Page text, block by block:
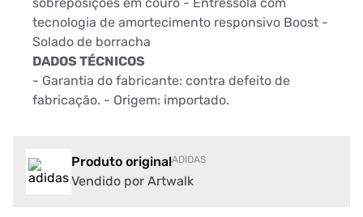
tecnologia de amortecimento responsivo Boost -
Solado de borracha
DADOS TÉCNICOS
- Garantia do fabricante: contra defeito de
fabricação. - Origem: importado.
Produto originalADIDAS
Vendido por Artwalk